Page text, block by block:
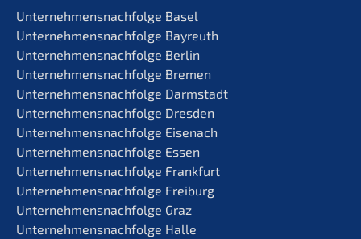
Unternehmens­nachfolge Basel
Unternehmens­nachfolge Bayreuth
Unternehmens­nachfolge Berlin
Unternehmens­nachfolge Bremen
Unternehmens­nachfolge Darmstadt
Unternehmens­nachfolge Dresden
Unternehmens­nachfolge Eisenach
Unternehmens­nachfolge Essen
Unternehmens­nachfolge Frankfurt
Unternehmens­nachfolge Freiburg
Unternehmens­nachfolge Graz
Unternehmens­nachfolge Halle